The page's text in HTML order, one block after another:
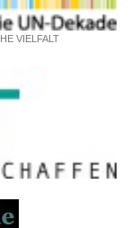
VIELFALT